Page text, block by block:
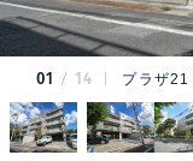
01 14 プラザ21